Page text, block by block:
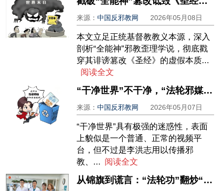
来源：中国反邪教网 2026年05月08日
本文立足正统基督教教义本源，深入
剖析“全能神”邪教歪理学说，彻底戳
穿其诽谤篡改《圣经》的虚假本质...
阅读全文
“干净世界”不干净，“法轮邪媒”欺世人
来源：中国反邪教网 2026年05月07日
“干净世界”具有极强的迷惑性，表面
上貌似是一个普通、正常的视频平
台，但不过是李洪志用以传播邪
教、... 阅读全文
从锦旗到谎言：“法轮功”翻炒“活摘”谣言的拙劣闹剧